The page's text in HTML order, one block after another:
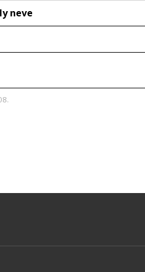
neve